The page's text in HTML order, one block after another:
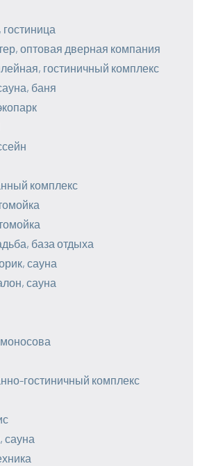
оптовая дверная компания
гостиничный комплекс
баня
комплекс
база отдыха
сауна
сауна
гостиничный комплекс
сауна